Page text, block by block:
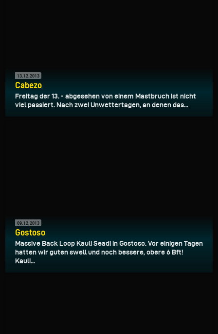
13.12.2013
Cabezo
Freitag der 13. - abgesehen von einem Mastbruch ist nicht
viel passiert. Nach zwei Unwettertagen, an denen das...
09.12.2013
Gostoso
Massive Back Loop Kauli Seadi in Gostoso. Vor einigen Tagen
hatten wir guten swell und noch bessere, obere 6 Bft!
Kauli...